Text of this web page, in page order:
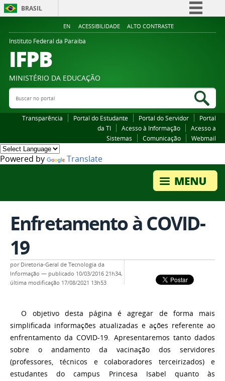
BRASIL
Simplifique!
Legislação
EN ACESSIBILIDADE ALTO CONTRASTE
Instituto Federal da Paraiba
IFPB
MINISTÉRIO DA EDUCAÇÃO
Buscar no portal
Transparência Portal do Estudante Portal do Servidor
Portal
da TI
Acesso à Informação
Acesso a
Sistemas
Comunicação Webmail
Powered by Translate
Enfretamento à COVID-
19
por Diretoria-Geral de Tecnologia da
Informação — publicado 10/03/2016 21h34,
última modificação 17/08/2021 13h53
O objetivo desta página é agregar de forma mais
simplificada informações atualizadas e ações referente ao
enfrentamento da COVID-19. Apresentaremos tanto dados
sobre o andamento da vacinação dos servidores
(professores, técnicos e colaboradores terceirizados) e
estudantes do campus Princesa Isabel quanto às